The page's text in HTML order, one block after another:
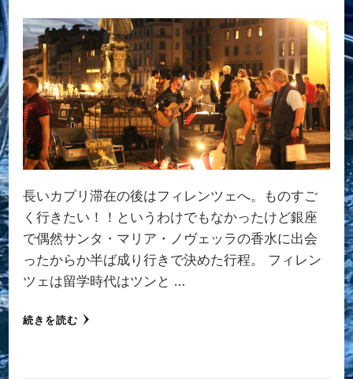
長いカプリ滞在の後はフィレンツェへ。ものすご
く行きたい！！というわけでもなかったけど銀座
で偶然サンタ・マリア・ノヴェッラの香水に出会
ったからか半ば成り行きで決めた行程。 フィレン
ツェは留学時代はツンと …
続きを読む